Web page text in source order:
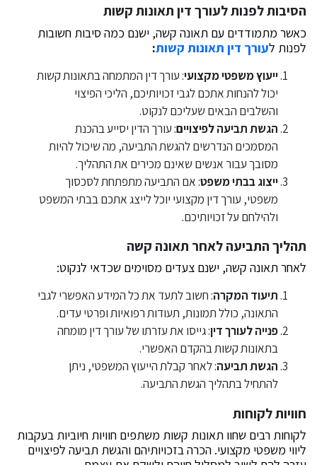
הסיבות לפנות לעורך דין תאונות קשות
כאשר מתמודדים עם תאונה קשה, ישנם כמה סיבות חשובות
לפנות לעורך דין תאונות קשות:
ייעוץ משפטי מקצועי: עורך דין המתמחה בתאונות קשות
יכול להנחות אתכם לגבי זכויותיכם, הליכי הפיצוי
והשלבים הבאים שעליכם לנקוט.
הגשת תביעה לפיצויים: עורך הדין יסייע בהכנת
המסמכים הנדרשים להגשת התביעה, מה שיכול להיות
מסובך עבור אנשים שאינם מכירים את התהליך.
ייצוג בבתי משפט: אם התביעה מתפתחת לסכסוך
משפטי, עורך דין מקצועי יוכל לייצג אתכם בבתי המשפט
ולהילחם על זכויותיכם.
תהליך התביעה לאחר תאונה קשה
לאחר תאונה קשה, ישנם צעדים מסוימים שכדאי לנקוט:
תיעוד המקרה: חשוב לתעד את כל המידע האפשרי לגבי
התאונה, כולל תמונות, תעודות רפואיות ופרטי עדים.
פנייה לעורך דין: גייסו את עזרתו של עורך דין מומחה
בתאונות קשות בהקדם האפשרי.
הגשת תביעה: לאחר קבלת הייעוץ המשפטי, ניתן
להתחיל בתהליך הגשת התביעה.
חוויות לקוחות
לקוחות רבים שחוו תאונות קשות משתפים חוויות חיוביות בעקבות
ליווי משפטי מקצועי. הכרה בזכויותיהם והגשת תביעה לפיצויים